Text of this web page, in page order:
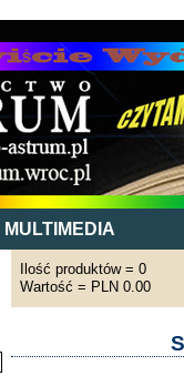
MULTIMEDIA
Ilość produktów = 0
Wartość = PLN 0.00